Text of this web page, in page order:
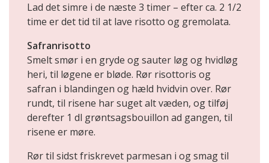
Lad det simre i de næste 3 timer – efter ca. 2 1/2
time er det tid til at lave risotto og gremolata.
Safranrisotto
Smelt smør i en gryde og sauter løg og hvidløg
heri, til løgene er bløde. Rør risottoris og
safran i blandingen og hæld hvidvin over. Rør
rundt, til risene har suget alt væden, og tilføj
derefter 1 dl grøntsagsbouillon ad gangen, til
risene er møre.
Rør til sidst friskrevet parmesan i og smag til